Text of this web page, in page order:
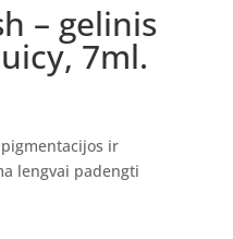
– gelinis
7ml.
€.
ir
lengvai padengti